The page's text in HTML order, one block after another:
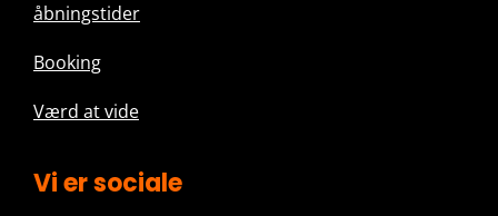
åbningstider
Booking
Værd at vide
Vi er sociale